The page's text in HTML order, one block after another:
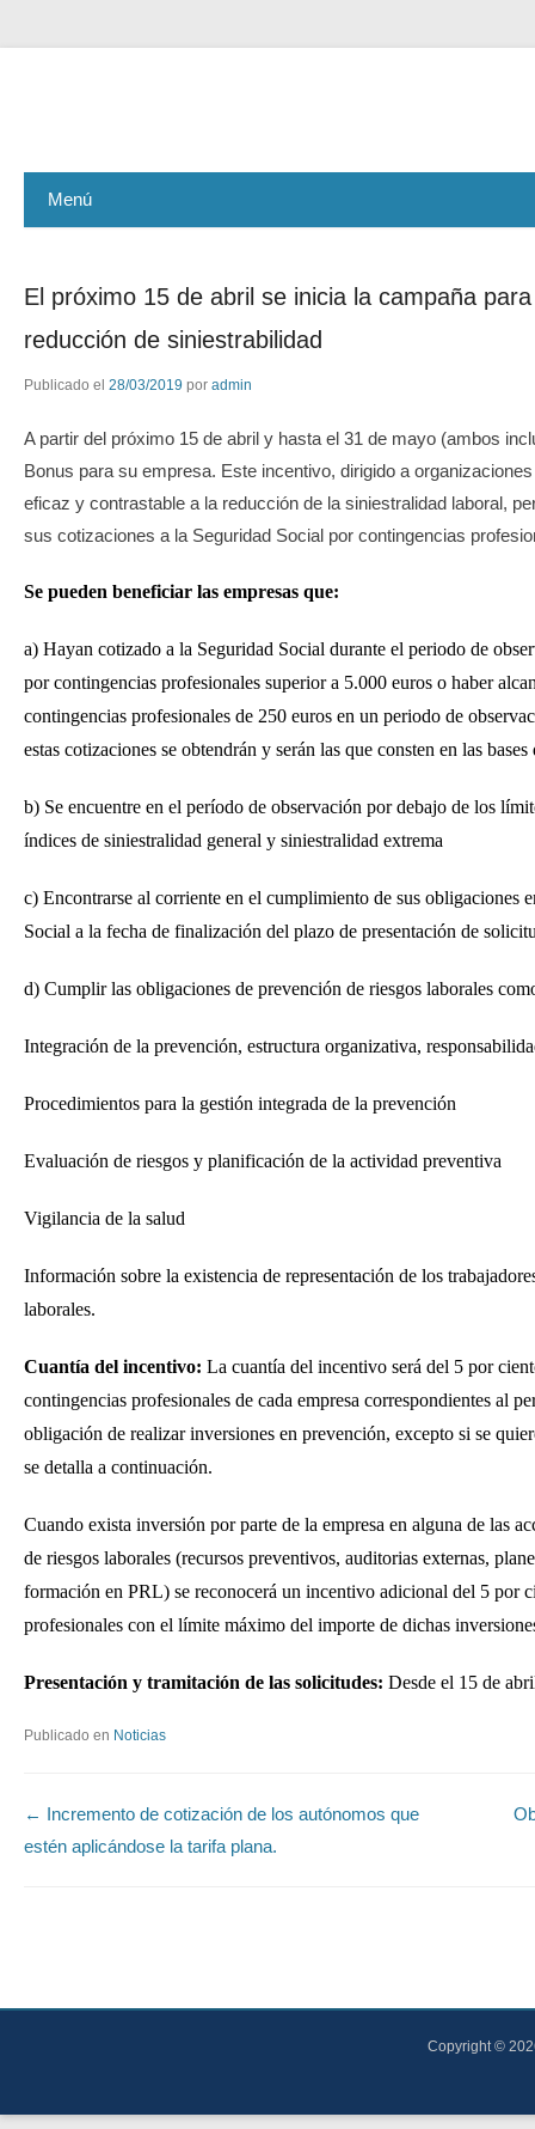
ASEMAR GESTIÓN
Menú
El próximo 15 de abril se inicia la campaña
reducción de siniestrabilidad
Publicado el 28/03/2019 por admin
A partir del próximo 15 de abril y hasta el 31 de mayo (ambos
Bonus para su empresa. Este incentivo, dirigido a
eficaz y contrastable a la reducción de la siniestralidad laboral,
sus cotizaciones a la Seguridad Social por contingencias
Se pueden beneficiar las empresas que:
a) Hayan cotizado a la Seguridad Social durante el periodo de
por contingencias profesionales superior a 5.000 euros o haber
contingencias profesionales de 250 euros en un periodo de
estas cotizaciones se obtendrán y serán las que consten en las
b) Se encuentre en el período de observación por debajo de los
índices de siniestralidad general y siniestralidad extrema
c) Encontrarse al corriente en el cumplimiento de sus obligaciones
Social a la fecha de finalización del plazo de presentación de
d) Cumplir las obligaciones de prevención de riesgos laborales
Integración de la prevención, estructura organizativa,
Procedimientos para la gestión integrada de la prevención
Evaluación de riesgos y planificación de la actividad preventiva
Vigilancia de la salud
Información sobre la existencia de representación de los
laborales.
Cuantía del incentivo: La cuantía del incentivo será del 5 por
contingencias profesionales de cada empresa correspondientes al
obligación de realizar inversiones en prevención, excepto si se
se detalla a continuación.
Cuando exista inversión por parte de la empresa en alguna de las
de riesgos laborales (recursos preventivos, auditorias externas,
formación en PRL) se reconocerá un incentivo adicional del 5 por
profesionales con el límite máximo del importe de dichas
Presentación y tramitación de las solicitudes: Desde el 15 de
Publicado en Noticias
Navegación de entradas
← Incremento de cotización de los autónomos que
estén aplicándose la tarifa plana.
Copyright ©